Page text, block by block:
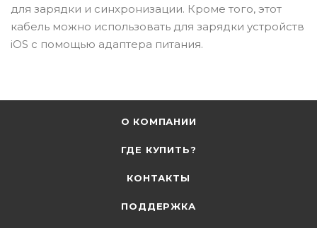
для зарядки и синхронизации. Кроме того, этот
кабель можно использовать для зарядки устройств
iOS с помощью адаптера питания.
О КОМПАНИИ
ГДЕ КУПИТЬ?
КОНТАКТЫ
ПОДДЕРЖКА